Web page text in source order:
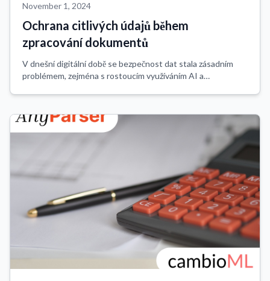
November 1, 2024
Ochrana citlivých údajů během
zpracování dokumentů
V dnešní digitální době se bezpečnost dat stala zásadním
problémem, zejména s rostoucím využíváním AI a